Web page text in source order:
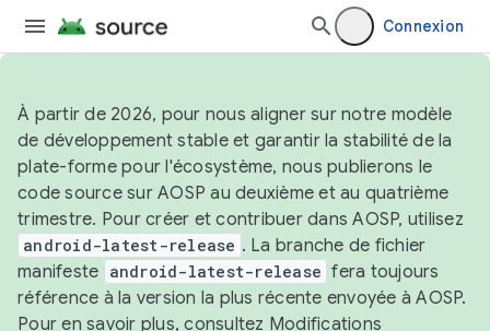
Connexion
À partir de 2026, pour nous aligner sur notre modèle
de développement stable et garantir la stabilité de la
plate-forme pour l'écosystème, nous publierons le
code source sur AOSP au deuxième et au quatrième
trimestre. Pour créer et contribuer dans AOSP, utilisez
android-latest-release . La branche de fichier
manifeste android-latest-release fera toujours
référence à la version la plus récente envoyée à AOSP.
Pour en savoir plus, consultez Modifications